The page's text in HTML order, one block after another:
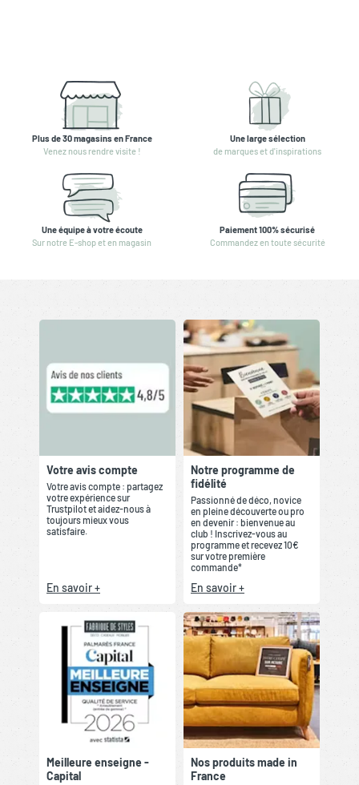
Plus de 30 magasins en France
Venez nous rendre visite !
Une large sélection
de marques et d'inspirations
Une équipe à votre écoute
Sur notre E-shop et en magasin
Paiement 100% sécurisé
Commandez en toute sécurité
Votre avis compte
Votre avis compte : partagez
votre expérience sur
Trustpilot et aidez-nous à
toujours mieux vous
satisfaire.
En savoir +
Notre programme de
fidélité
Passionné de déco, novice
en pleine découverte ou pro
en devenir : bienvenue au
club ! Inscrivez-vous au
programme et recevez 10€
sur votre première
commande*
En savoir +
Meilleure enseigne -
Capital
Nos produits made in
France